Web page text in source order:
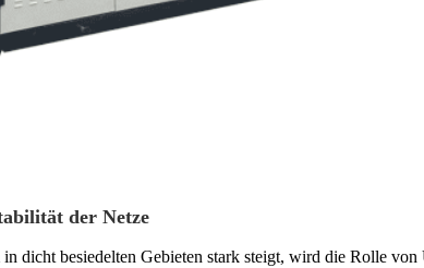
der Netze
dicht besiedelten Gebieten stark steigt, wird die Rolle